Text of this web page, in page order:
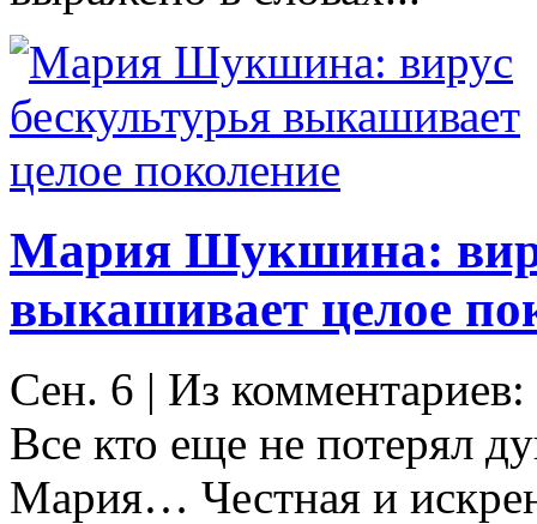
Мария Шукшина:
выкашивает целое
Сен. 6 | Из
Все кто еще не потерял
Мария… Честная и